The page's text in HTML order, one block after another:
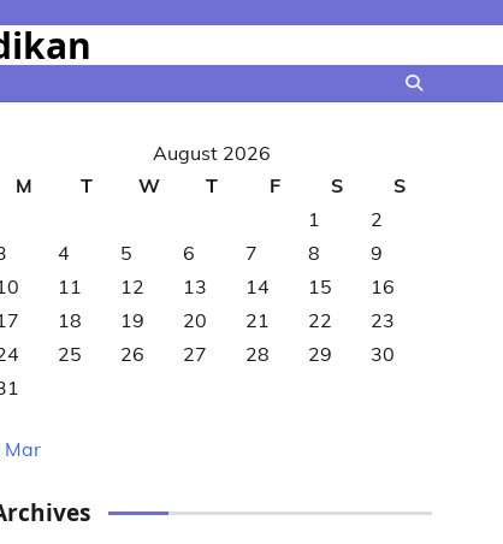
August 2026
M
T W T F S
S
1
2
4 5 6 7 8
9
11 12 13 14 15
16
18 19 20 21 22
23
25 26 27 28 29
30
Mar